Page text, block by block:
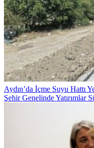
Aydın’da İçme Suyu Hattı
Şehir Genelinde Yatırımlar